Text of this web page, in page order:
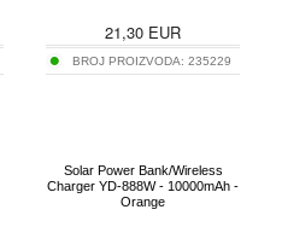
21,30 EUR
BROJ PROIZVODA:235229
Solar Power Bank/Wireless
Charger YD-888W - 10000mAh -
Orange